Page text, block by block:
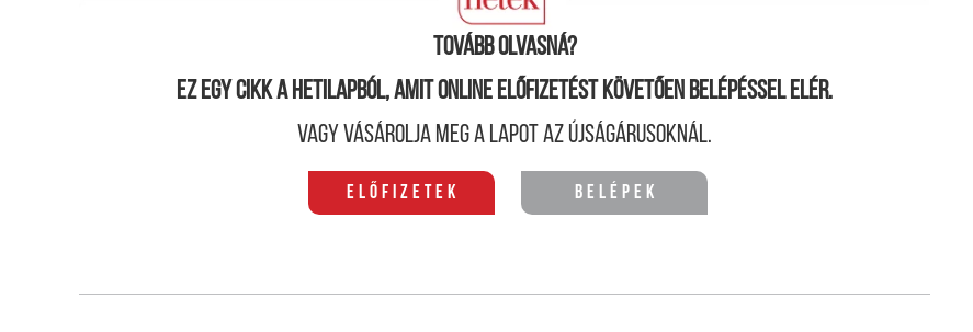
Tovább olvasná?
Ez egy cikk a hetilapból, amit online előfizetést követően belépéssel elér.
Vagy vásárolja meg a lapot az újságárusoknál.
Előfizetek Belépek